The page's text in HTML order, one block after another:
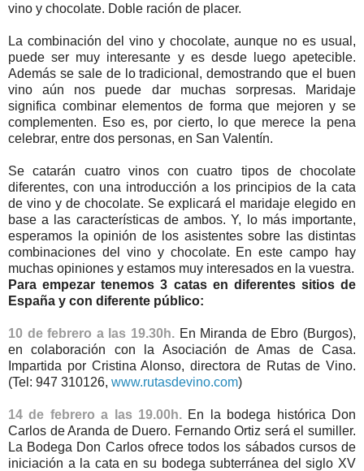
vino y chocolate. Doble ración de placer.
La combinación del vino y chocolate, aunque no es usual,
puede ser muy interesante y es desde luego apetecible.
Además se sale de lo tradicional, demostrando que el buen
vino aún nos puede dar muchas sorpresas. Maridaje
significa combinar elementos de forma que mejoren y se
complementen. Eso es, por cierto, lo que merece la pena
celebrar, entre dos personas, en San Valentín.
Se catarán cuatro vinos con cuatro tipos de chocolate
diferentes, con una introducción a los principios de la cata
de vino y de chocolate. Se explicará el maridaje elegido en
base a las características de ambos. Y, lo más importante,
esperamos la opinión de los asistentes sobre las distintas
combinaciones del vino y chocolate. En este campo hay
muchas opiniones y estamos muy interesados en la vuestra.
Para empezar tenemos 3 catas en diferentes sitios de
España y con diferente público:
10 de febrero a las 19.30h. En Miranda de Ebro (Burgos),
en colaboración con la Asociación de Amas de Casa.
Impartida por Cristina Alonso, directora de Rutas de Vino.
(Tel: 947 310126, www.rutasdevino.com)
14 de febrero a las 19.00h. En la bodega histórica Don
Carlos de Aranda de Duero. Fernando Ortiz será el sumiller.
La Bodega Don Carlos ofrece todos los sábados cursos de
iniciación a la cata en su bodega subterránea del siglo XV